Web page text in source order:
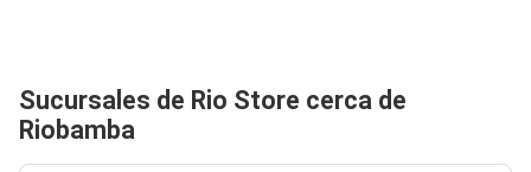
Sucursales de Rio Store cerca de
Riobamba